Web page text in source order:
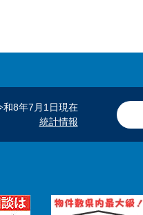
和8年7月1日現在
統計情報